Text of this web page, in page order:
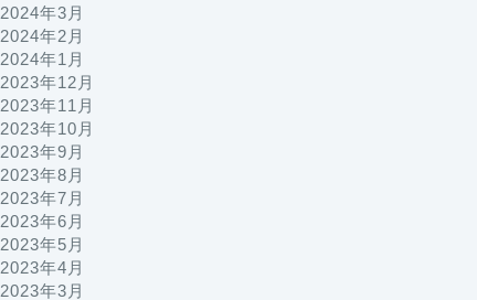
2024年3月
2024年2月
2024年1月
2023年12月
2023年11月
2023年10月
2023年9月
2023年8月
2023年7月
2023年6月
2023年5月
2023年4月
2023年3月